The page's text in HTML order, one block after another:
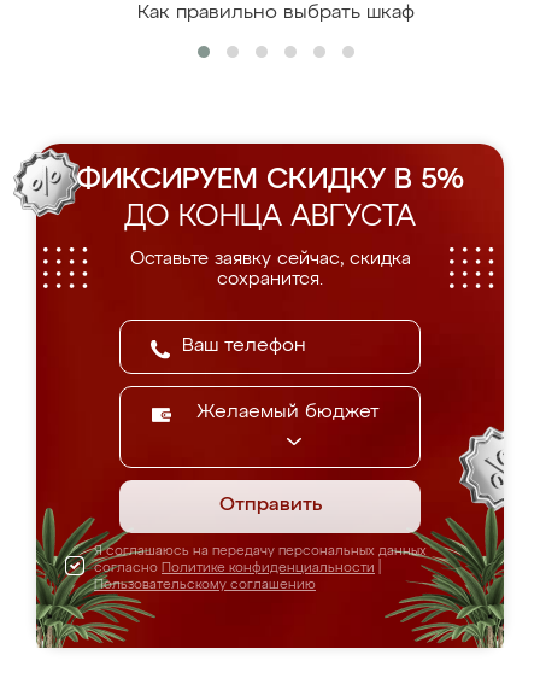
Как правильно выбрать шкаф
ФИКСИРУЕМ СКИДКУ В 5%
ДО КОНЦА АВГУСТА
Оставьте заявку сейчас, скидка
сохранится.
Желаемый бюджет
Отправить
Я соглашаюсь на передачу персональных данных
согласно Политике конфиденциальности
Пользовательскому соглашению